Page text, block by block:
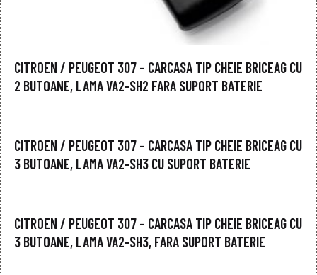
CITROEN / PEUGEOT 307 – CARCASA TIP CHEIE BRICEAG CU
2 BUTOANE, LAMA VA2-SH2 FARA SUPORT BATERIE
CITROEN / PEUGEOT 307 – CARCASA TIP CHEIE BRICEAG CU
3 BUTOANE, LAMA VA2-SH3 CU SUPORT BATERIE
CITROEN / PEUGEOT 307 – CARCASA TIP CHEIE BRICEAG CU
3 BUTOANE, LAMA VA2-SH3, FARA SUPORT BATERIE